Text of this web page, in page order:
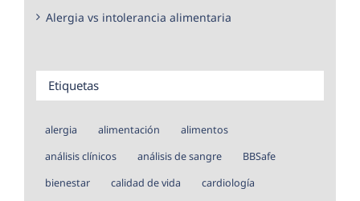
Alergia vs intolerancia alimentaria
Etiquetas
alergia alimentación
alimentos
análisis clínicos
análisis de sangre
BBSafe
bienestar
calidad de vida
cardiología